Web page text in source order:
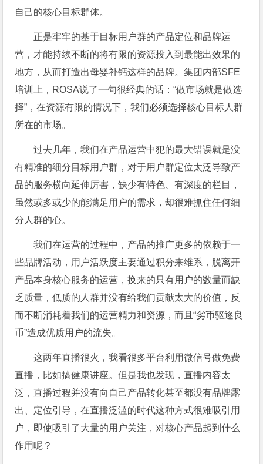
自己的核心目标群体。
正是牢牢的基于目标用户群的产品定位和品牌运
营，才能持续不断的将有限的资源投入到最能出效果的
地方，从而打造出母婴补钙这样的品牌。集团内部SFE
培训上，ROSA说了一句很经典的话：“做市场就是做选
择”，在资源有限的情况下，我们必须选择核心目标人群
所在的市场。
过去几年，我们在产品运营中犯的最大错误就是没
有精准的细分目标用户群，对于用户群定位太泛导致产
品的服务横向延伸厉害，缺少有特色、有深度的栏目，
虽然或多或少的能满足用户的需求，却很难抓住任何细
分人群的心。
我们在运营的过程中，产品的推广更多的依赖于一
些品牌活动，用户活跃度主要通过积分来维系，脱离开
产品本身核心服务的运营，换来的只有用户的数量而缺
乏质量，低质的人群并没有给我们贡献太大的价值，反
而不断消耗着我们的运营精力和资源，而且“劣币驱逐良
币”造成优质用户的流失。
这两年直播很火，我看很多平台利用微信号做免费
直播，比如搞健康讲座。但是我也发现，直播内容太
泛，直播过程并没有向自己产品转化甚至都没有品牌露
出、定位引导，在直播泛滥的时代这种方式很难吸引用
户，即使吸引了大量的用户关注，对核心产品起到什么
作用呢？